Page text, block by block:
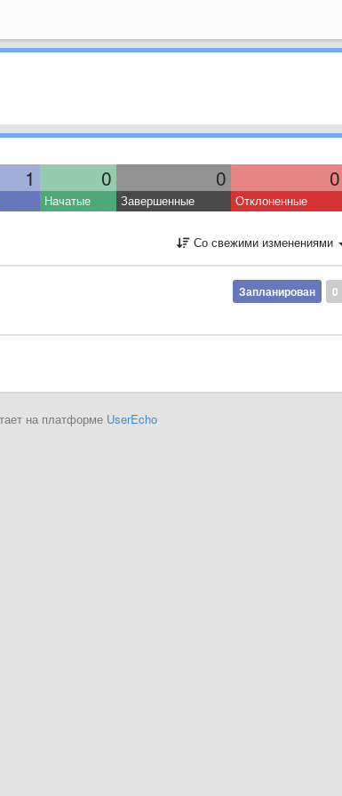
1 0 0 0
Начатые Завершенные Отклоненные
Со свежими изменениями
0
Запланирован
на платформе UserEcho